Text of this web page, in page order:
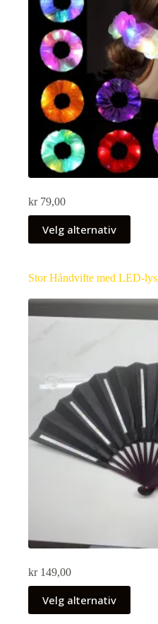
kr79,00
Velg alternativ
Stor Håndvifte med LED-lys
kr149,00
Velg alternativ